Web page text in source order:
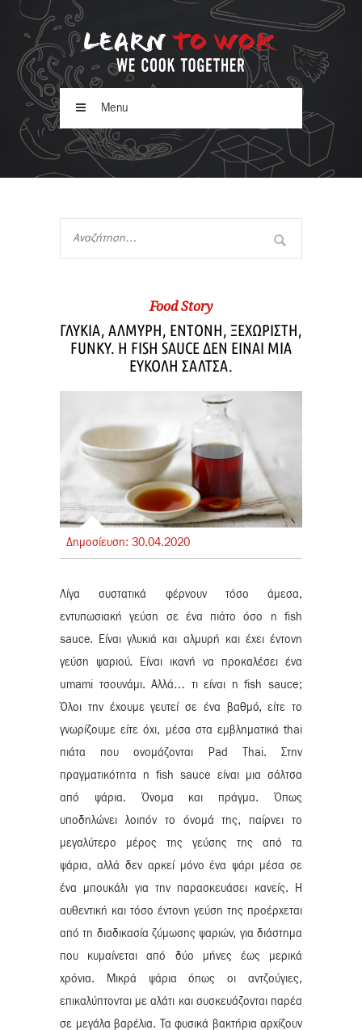
Menu
Food Story
ΓΛΥΚΙΑ, ΑΛΜΥΡΗ, ΕΝΤΟΝΗ, ΞΕΧΩΡΙΣΤΗ,
FUNKY. Η FISH SAUCE ΔΕΝ ΕΙΝΑΙ ΜΙΑ
ΕΥΚΟΛΗ ΣΑΛΤΣΑ.
Δημοσίευση: 30.04.2020
Λίγα συστατικά φέρνουν τόσο άμεσα,
εντυπωσιακή γεύση σε ένα πιάτο όσο η fish
sauce. Είναι γλυκιά και αλμυρή και έχει έντονη
γεύση ψαριού. Είναι ικανή να προκαλέσει ένα
umami τσουνάμι.Αλλά… τι είναι η fish sauce;
Όλοι την έχουμε γευτεί σε ένα βαθμό, είτε το
γνωρίζουμε είτε όχι, μέσα στα εμβληματικά thai
πιάτα που ονομάζονται Pad Thai. Στην
πραγματικότητα η fish sauce είναι μια σάλτσα
από ψάρια. Όνομα και πράγμα. Όπως
υποδηλώνει λοιπόν το όνομά της, παίρνει το
μεγαλύτερο μέρος της γεύσης της από τα
ψάρια, αλλά δεν αρκεί μόνο ένα ψάρι μέσα σε
ένα μπουκάλι για την παρασκευάσει κανείς. Η
αυθεντική και τόσο έντονη γεύση της προέρχεται
από τη διαδικασία ζύμωσης ψαριών, για διάστημα
που κυμαίνεται από δύο μήνες έως μερικά
χρόνια. Μικρά ψάρια όπως οι αντζούγιες,
επικαλύπτονται με αλάτι και συσκευάζονται παρέα
σε μεγάλα βαρέλια. Τα φυσικά βακτήρια αρχίζουν